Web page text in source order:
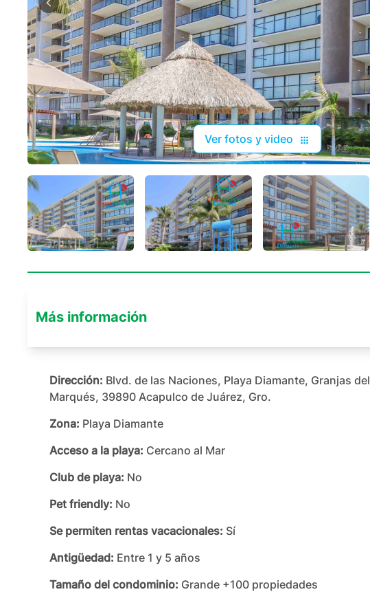
Ver fotos y video
Más información
Dirección: Blvd. de las Naciones, Playa Diamante, Granjas del
Marqués, 39890 Acapulco de Juárez, Gro.
Zona: Playa Diamante
Acceso a la playa: Cercano al Mar
Club de playa: No
Pet friendly: No
Se permiten rentas vacacionales: Sí
Antigüedad: Entre 1 y 5 años
Tamaño del condominio: Grande +100 propiedades